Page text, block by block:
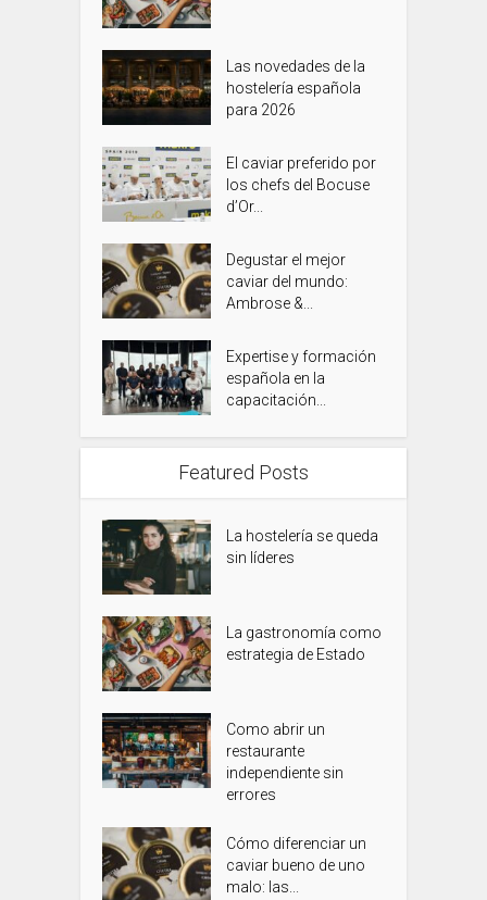
Las novedades de la
hostelería española
para 2026
El caviar preferido por
los chefs del Bocuse
d’Or...
Degustar el mejor
caviar del mundo:
Ambrose &...
Expertise y formación
española en la
capacitación...
Featured Posts
La hostelería se queda
sin líderes
La gastronomía como
estrategia de Estado
Como abrir un
restaurante
independiente sin
errores
Cómo diferenciar un
caviar bueno de uno
malo: las...